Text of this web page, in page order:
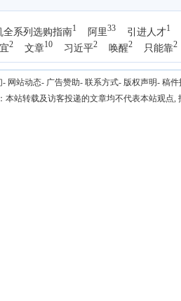
全系列选购指南1 阿里33 引进人才1
2 文章10 习近平2 唤醒2 只能靠2
- 网站动态- 广告赞助- 联系方式- 版权声明- 稿件
本站转载及访客投递的文章均不代表本站观点